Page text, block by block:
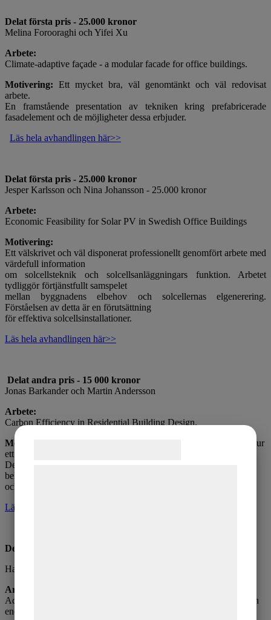
Delat första pris - 25.000 kronor
Melina Forooraghi och Yifei Xu
Arbete:
Climate-adaptive façade - a modular facade for office buildings.
Motivering: Ett mycket bra, väl genomtänkt och väl redovisat
arbete.
En framstående presentation av tekniken kring prefabricerade
fasadelement och de möjligheter dessa erbjuder.
Läs hela avhandlingen här>>
Delat första pris - 25.000 kronor
Jesper Karlsson och Nina Johansson - 25.000 kronor
Arbete:
Economic Feasibility for Solar PV in Swedish Office Buildings
Motivering:
Ett välskrivet och väl disponerat professionellt genomfört arbete med
värdefull information
om solcellsteknik och solcellsanläggningars funktion. Arbetet
tydliggör förtjänstfullt samspelet
mellan byggnadens elbehov och solcellernas elgenerering.
Förståelsen av detta är en förutsättning
för effektiva solcellsinstallationer.
Läs hela avhandlingen här>>
Delat andra pris - 15 000 kronor
Jonas Barkander och Martin Andersson
Arbete:
Carbon Efficiency in Residential Building Design.
Motivering:
Arbetet är inriktat på byggnaders produktionsfas sett ur
ett LCA perspektiv.
Det är ett omfattande arbete inom ett komplext område som
behandlas föredömligt seriöst
och redovisas på ett väl gripbart sätt.
Läs hela avhandlingen här>>
Delat andra pris - 15.000 kronor
Hanna Olsson – 15.000 kronor
Arbete:
Adaptive sustainable changes of two Swedish villas, with focus on
energy efficiency and lifestyle.